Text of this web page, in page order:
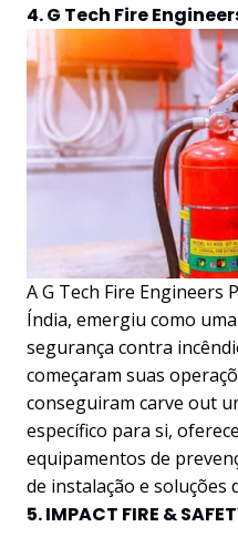
4. G Tech Fire
A G Tech Fire Engineers
Índia, emergiu como
segurança contra
começaram suas
conseguiram carve out
específico para si,
equipamentos de
de instalação e soluções
5. IMPACT FIRE &